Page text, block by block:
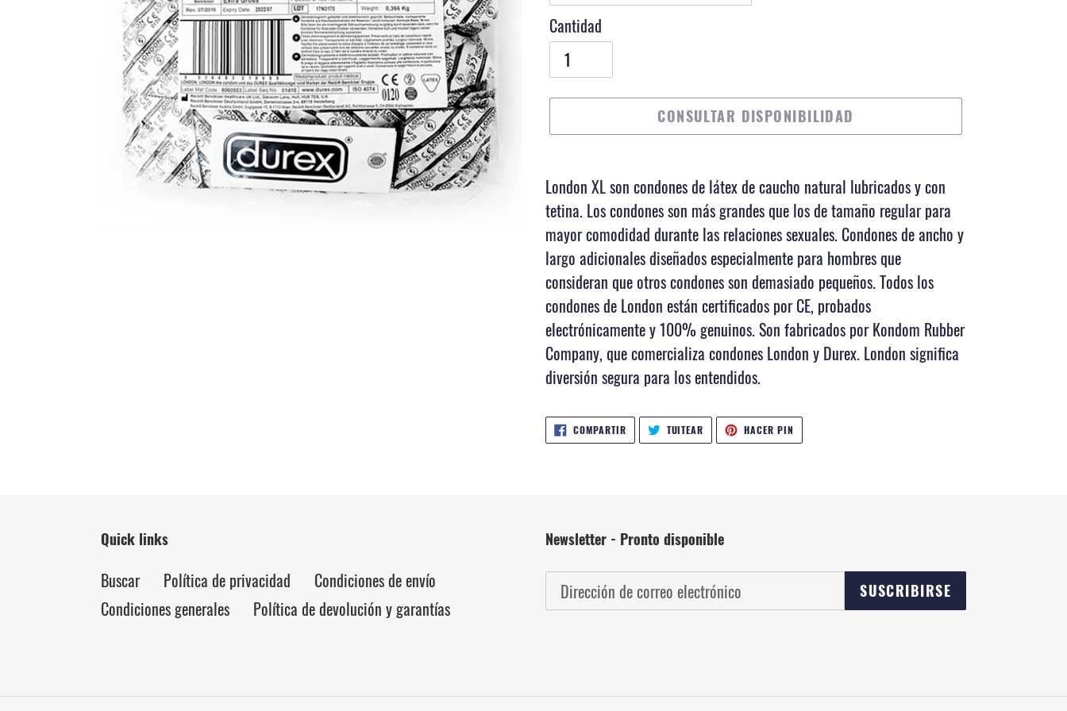
Cantidad
CONSULTAR DISPONIBILIDAD
el
producto
a
tu
carrito
de
compra
London XL son condones de látex de caucho natural lubricados y con
tetina. Los condones son más grandes que los de tamaño regular para
mayor comodidad durante las relaciones sexuales. Condones de ancho y
largo adicionales diseñados especialmente para hombres que
consideran que otros condones son demasiado pequeños. Todos los
condones de London están certificados por CE, probados
electrónicamente y 100% genuinos. Son fabricados por Kondom Rubber
Company, que comercializa condones London y Durex. London significa
diversión segura para los entendidos.
COMPARTIRCOMPARTIR
EN
FACEBOOK
TUITEAR TUITEAR
TWITTER
HACER PIN
PINTEREST
Quick links
Buscar Política de privacidad
Condiciones de envío
Condiciones generales
Política de devolución y garantías
Newsletter - Pronto disponible
SUSCRIBIRSE